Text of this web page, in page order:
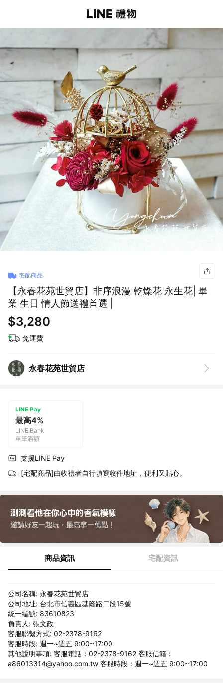
宅配商品
【永春花苑世貿店】非序浪漫 乾燥花 永生花| 畢
業 生日 情人節送禮首選 |
$3,280
免運費
永春花苑世貿店
LINE Pay
最高4%
LINE Bank
單筆滿額
支援LINE Pay
[宅配商品]由收禮者自行填寫收件地址，便利又貼心。
商品資訊 宅配資訊
公司名稱: 永春花苑世貿店
公司地址: 台北市信義區基隆路二段15號
統一編號: 83610823
負責人: 張文政
客服聯繫方式: 02-2378-9162
客服時段: 週一~週五 9:00~17:00
其他說明事項: 客服電話：02-2378-9162 客服信箱：
a86013314@yahoo.com.tw 客服時段：週一~週五 9:00~17:00